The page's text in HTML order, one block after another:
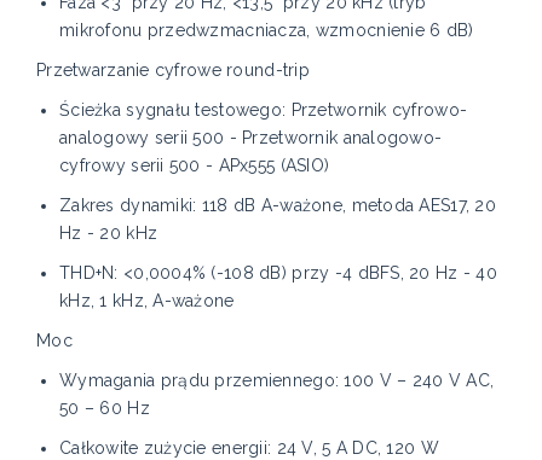
mikrofonu przedwzmacniacza, wzmocnienie 6 dB)
Przetwarzanie cyfrowe round-trip
Ścieżka sygnału testowego: Przetwornik cyfrowo-
analogowy serii 500 - Przetwornik analogowo-
cyfrowy serii 500 - APx555 (ASIO)
Zakres dynamiki: 118 dB A-ważone, metoda AES17, 20
Hz - 20 kHz
THD+N: <0,0004% (-108 dB) przy -4 dBFS, 20 Hz - 40
kHz, 1 kHz, A-ważone
Moc
Wymagania prądu przemiennego: 100 V – 240 V AC,
50 – 60 Hz
Całkowite zużycie energii: 24 V, 5 A DC, 120 W